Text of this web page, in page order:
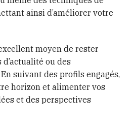
ainsi d’améliorer votre
moyen de rester
ou des
suivant des profils engagés,
horizon et alimenter vos
et des perspectives